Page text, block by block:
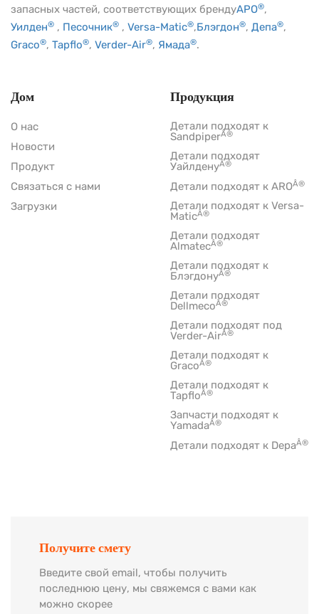
запасных частей, соответствующих брендуАРО®,
Уилден® , Песочник® , Versa-Matic®,Блэгдон®, Депа®,
Graco®, Tapflo®, Verder-Air®, Ямада®.
Дом
О нас
Новости
Продукт
Связаться с нами
Загрузки
Продукция
Детали подходят к
SandpiperÂ®
Детали подходят
УайлденуÂ®
Детали подходят к AROÂ®
Детали подходят к Versa-
MaticÂ®
Детали подходят
AlmatecÂ®
Детали подходят к
БлэгдонуÂ®
Детали подходят
DellmecoÂ®
Детали подходят под
Verder-AirÂ®
Детали подходят к
GracoÂ®
Детали подходят к
TapfloÂ®
Запчасти подходят к
YamadaÂ®
Детали подходят к DepaÂ®
Получите смету
Введите свой email, чтобы получить
последнюю цену, мы свяжемся с вами как
можно скорее